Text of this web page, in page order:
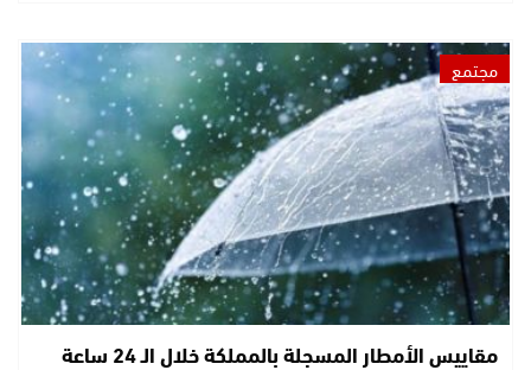
مجتمع
مقاييس الأمطار المسجلة بالمملكة خلال الـ 24 ساعة